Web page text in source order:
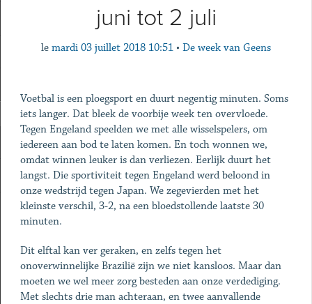
juni tot 2 juli
le mardi 03 juillet 2018 10:51 • De week van Geens
Voetbal is een ploegsport en duurt negentig minuten. Soms
iets langer. Dat bleek de voorbije week ten overvloede.
Tegen Engeland speelden we met alle wisselspelers, om
iedereen aan bod te laten komen. En toch wonnen we,
omdat winnen leuker is dan verliezen. Eerlijk duurt het
langst. Die sportiviteit tegen Engeland werd beloond in
onze wedstrijd tegen Japan. We zegevierden met het
kleinste verschil, 3-2, na een bloedstollende laatste 30
minuten.
Dit elftal kan ver geraken, en zelfs tegen het
onoverwinnelijke Brazilië zijn we niet kansloos. Maar dan
moeten we wel meer zorg besteden aan onze verdediging.
Met slechts drie man achteraan, en twee aanvallende